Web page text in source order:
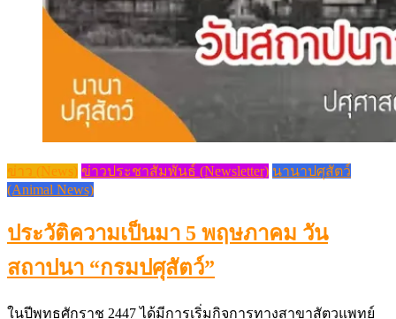
ข่าว (News) ข่าวประชาสัมพันธ์ (Newsletter) นานาปศุสัตว์
(Animal News)
ประวัติความเป็นมา 5 พฤษภาคม วัน
สถาปนา “กรมปศุสัตว์”
ในปีพุทธศักราช 2447 ได้มีการเริ่มกิจการทางสาขาสัตวแพทย์